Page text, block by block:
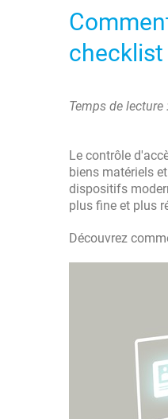
checklist
Temps de lecture
Le contrôle
biens matériels
dispositifs
plus fine et plus
Découvrez